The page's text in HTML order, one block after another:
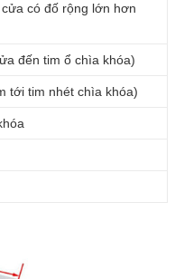
có đố rộng lớn hơn
đến tim ổ chìa khóa)
tới tim nhét chìa khóa)